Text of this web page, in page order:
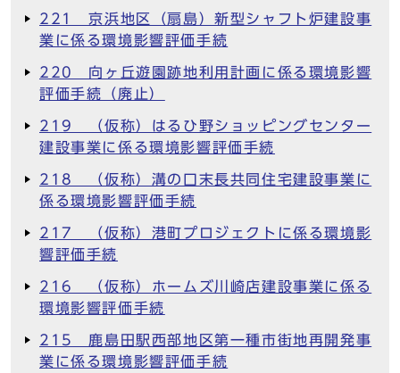
221 京浜地区（扇島）新型シャフト炉建設事
業に係る環境影響評価手続
220 向ヶ丘遊園跡地利用計画に係る環境影響
評価手続（廃止）
219 （仮称）はるひ野ショッピングセンター
建設事業に係る環境影響評価手続
218 （仮称）溝の口末長共同住宅建設事業に
係る環境影響評価手続
217 （仮称）港町プロジェクトに係る環境影
響評価手続
216 （仮称）ホームズ川崎店建設事業に係る
環境影響評価手続
215 鹿島田駅西部地区第一種市街地再開発事
業に係る環境影響評価手続